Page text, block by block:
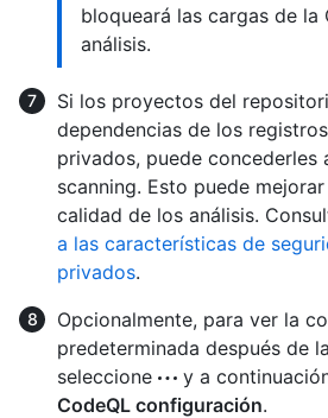
bloqueará las cargas de la
análisis.
Si los proyectos del
dependencias de los
privados, puede concederles
scanning. Esto puede
calidad de los análisis.
a las características de
privados.
Opcionalmente, para ver la
predeterminada después de
seleccione
y a
CodeQL configuración.